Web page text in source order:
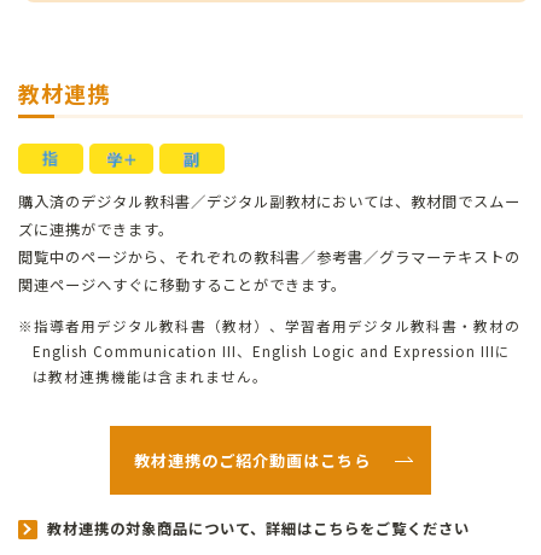
教材連携
購入済のデジタル教科書／デジタル副教材においては、教材間でスムー
ズに連携ができます。
閲覧中のページから、それぞれの教科書／参考書／グラマーテキストの
関連ページへすぐに移動することができます。
指導者用デジタル教科書（教材）、学習者用デジタル教科書・教材の
English Communication III、English Logic and Expression IIIに
は教材連携機能は含まれません。
教材連携のご紹介動画はこちら
教材連携の対象商品について、詳細はこちらをご覧ください